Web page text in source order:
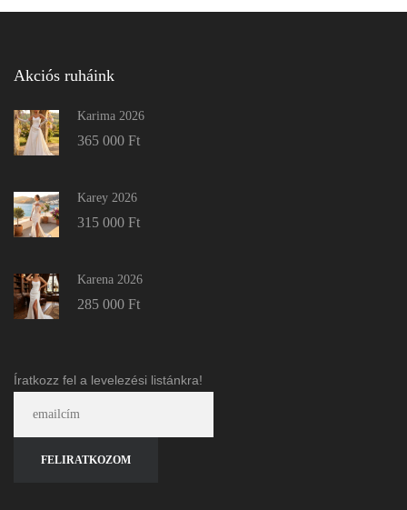
Akciós ruháink
Karima 2026
365 000 Ft
Karey 2026
315 000 Ft
Karena 2026
285 000 Ft
Íratkozz fel a levelezési listánkra!